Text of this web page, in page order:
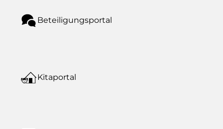
Beteiligungsportal
Kitaportal